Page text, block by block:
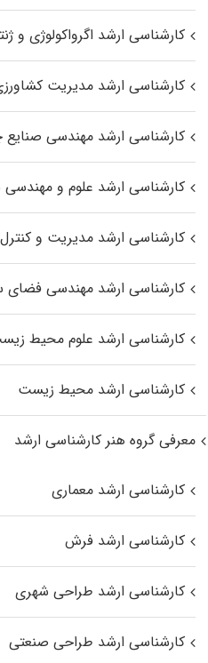
کارشناسی ارشد اگرواکولوژی و
کارشناسی ارشد مدیریت
کارشناسی ارشد مهندسی
کارشناسی ارشد علوم و
کارشناسی ارشد مدیریت و کنترل
کارشناسی ارشد مهندسی فضای
کارشناسی ارشد علوم محیط‌
کارشناسی ارشد محیط زیست
معرفی گروه هنر کارشناسی ارشد
کارشناسی ارشد معماری
کارشناسی ارشد فرش
کارشناسی ارشد طراحی شهری
کارشناسی ارشد طراحی صنعتی